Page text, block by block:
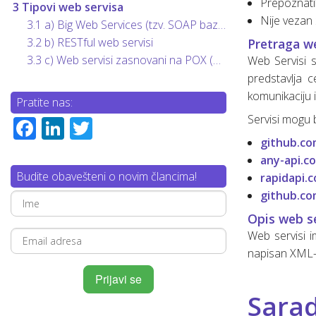
SQL osnovne naredbe (upiti)
Osnove linux-a za web developere
Šta je “Dependencies injection”?
Web servisi (osnove)
Mrežni protokoli (osnove)
Mobilne aplikacije Razvoj mobilnih aplikacija
Nije
Pretraga
Web Servisi
predstavlja
komunikaciju
Servisi
any-
Opis web
Web servisi
napisan
3 Tipovi web servisa
3.1 a) Big Web Services (tzv. SOAP bazirani servisi)
3.2 b) RESTful web servisi
3.3 c) Web servisi zasnovani na POX (Plain Old XML)
Pratite nas:
Facebook
LinkedIn
Budite obavešteni o novim člancima!